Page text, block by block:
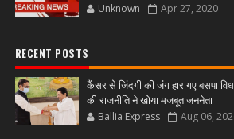
Unknown Apr 27, 2020
RECENT POSTS
कैंसर से जिंदगी की जंग हार गए बसपा
की राजनीति ने खोया मजबूत जननेता
Ballia Express Aug 06,